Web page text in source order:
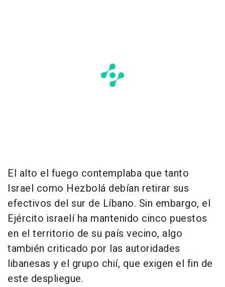
El alto el fuego contemplaba que tanto
Israel como Hezbolá debían retirar sus
efectivos del sur de Líbano. Sin embargo, el
Ejército israelí ha mantenido cinco puestos
en el territorio de su país vecino, algo
también criticado por las autoridades
libanesas y el grupo chií, que exigen el fin de
este despliegue.